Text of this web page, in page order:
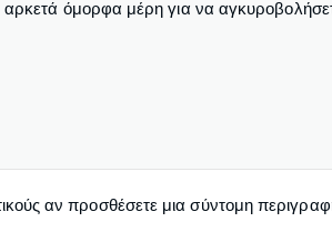
όμορφα μέρη για να
αν προσθέσετε μια σύντομη